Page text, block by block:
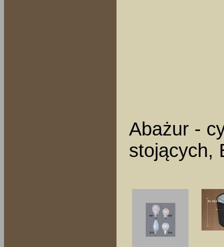
Abażur -
stojących,